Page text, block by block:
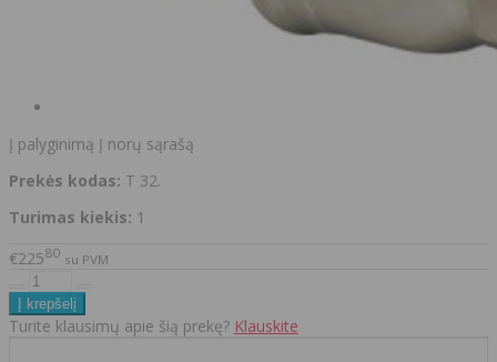
Į palyginimą Į norų sąrašą
Prekės kodas: T 32.
Turimas kiekis: 1
€22580 su PVM
Turite klausimų apie šią prekę? Klauskite